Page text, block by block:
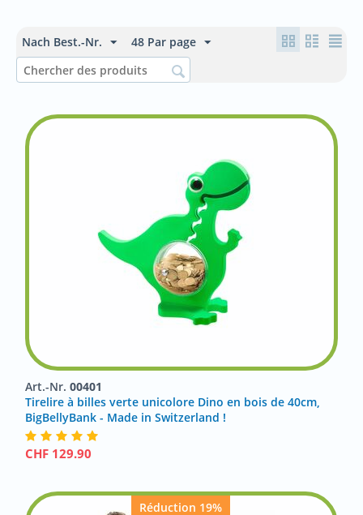
Nach Best.-Nr. 48 Par page
Art.-Nr. 00401
Tirelire à billes verte unicolore Dino en bois de 40cm,
BigBellyBank - Made in Switzerland !
CHF 129.90
Réduction 19%